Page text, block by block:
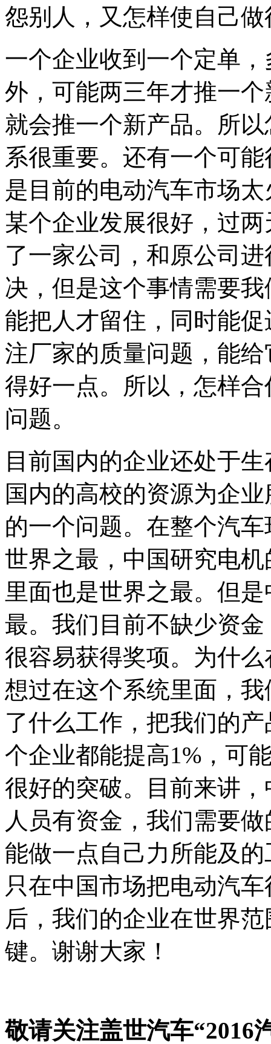
怨别人，又怎样使自己
一个企业收到一个定单
外，可能两三年才推一
就会推一个新产品。所
系很重要。还有一个可
是目前的电动汽车市场
某个企业发展很好，过
了一家公司，和原公司
决，但是这个事情需要
能把人才留住，同时能
注厂家的质量问题，能
得好一点。所以，怎样
问题。
目前国内的企业还处于
国内的高校的资源为企
的一个问题。在整个汽
世界之最，中国研究电
里面也是世界之最。但
最。我们目前不缺少资
很容易获得奖项。为什
想过在这个系统里面，
了什么工作，把我们的
个企业都能提高1%，可
很好的突破。目前来讲
人员有资金，我们需要
能做一点自己力所能及
只在中国市场把电动汽
后，我们的企业在世界
键。谢谢大家！
敬请关注盖世汽车“2016